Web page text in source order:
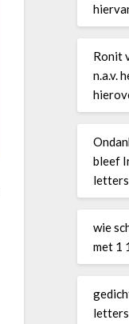
Ronit
n.a.v.
bleef
letters
wie
met 1
letters